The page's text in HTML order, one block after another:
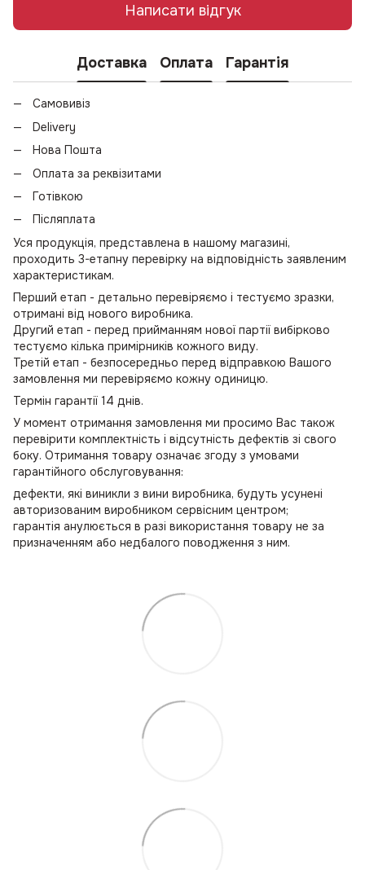
Написати відгук
Доставка Оплата Гарантія
Самовивіз
Delivery
Нова Пошта
Оплата за реквізитами
Готівкою
Післяплата
Уся продукція, представлена в нашому магазині,
проходить 3-етапну перевірку на відповідність заявленим
характеристикам.
Перший етап - детально перевіряємо і тестуємо зразки,
отримані від нового виробника.
Другий етап - перед прийманням нової партії вибірково
тестуємо кілька примірників кожного виду.
Третій етап - безпосередньо перед відправкою Вашого
замовлення ми перевіряємо кожну одиницю.
Термін гарантії 14 днів.
У момент отримання замовлення ми просимо Вас також
перевірити комплектність і відсутність дефектів зі свого
боку. Отримання товару означає згоду з умовами
гарантійного обслуговування:
дефекти, які виникли з вини виробника, будуть усунені
авторизованим виробником сервісним центром;
гарантія анулюється в разі використання товару не за
призначенням або недбалого поводження з ним.